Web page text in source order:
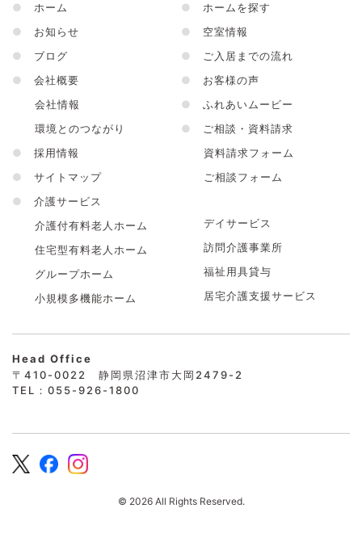
●
ホーム
●
お知らせ
●
ブログ
●
会社概要
会社情報
環境とのつながり
●
採用情報
●
サイトマップ
●
介護サービス
介護付有料老人ホーム
住宅型有料老人ホーム
グループホーム
小規模多機能ホーム
●
ホームを探す
●
空室情報
●
ご入居までの流れ
●
お客様の声
●
ふれあいムービー
●
ご相談・資料請求
資料請求フォーム
ご相談フォーム
デイサービス
訪問介護事業所
福祉用具貸与
居宅介護支援サービス
Head Office
〒410-0022 静岡県沼津市大岡2479-2
TEL：055-926-1800
© 2026 All Rights Reserved.